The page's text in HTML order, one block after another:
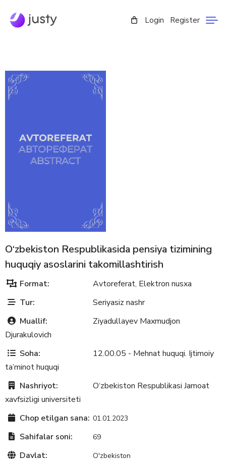
Login Register
O‘zbekiston Respublikasida pensiya tizimining
huquqiy asoslarini takomillashtirish
Format: Avtoreferat, Elektron nusxa
Tur:
Seriyasiz nashr
Muallif:
Ziyadullayev Maxmudjon
Djurakulovich
Soha:
12.00.05 - Mehnat huquqi. Ijtimoiy
ta’minot huquqi
Nashriyot:
O‘zbekiston Respublikasi Jamoat
xavfsizligi universiteti
Chop etilgan sana: 01.01.2023
Sahifalar soni: 69
Davlat: O'zbekiston